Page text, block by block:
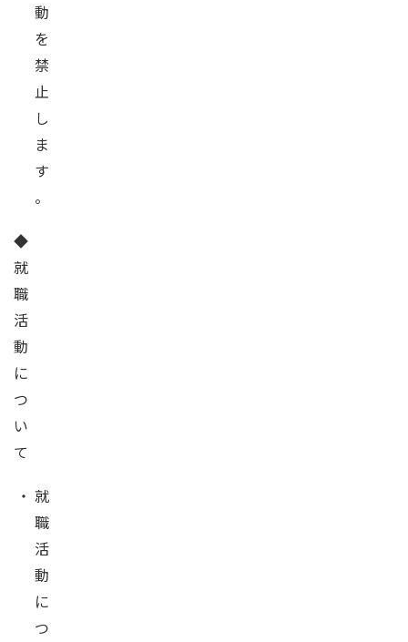
動
を
禁
止
し
ま
す
。
◆
就
職
活
動
に
つ
い
て
・ 就
職
活
動
に
つ